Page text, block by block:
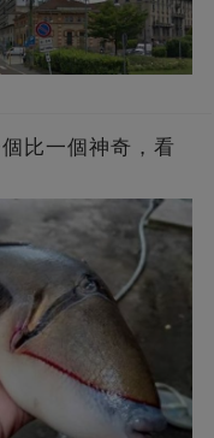
比一個神奇，看